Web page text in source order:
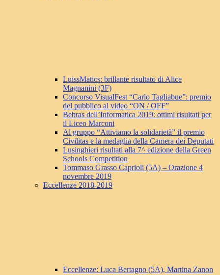
LuissMatics: brillante risultato di Alice
Magnanini (3F)
Concorso VisualFest “Carlo Tagliabue”: premio
del pubblico al video “ON / OFF”
Bebras dell’Informatica 2019: ottimi risultati per
il Liceo Marconi
Al gruppo “Attiviamo la solidarietà” il premio
Civilitas e la medaglia della Camera dei Deputati
Lusinghieri risultati alla 7^ edizione della Green
Schools Competition
Tommaso Grasso Caprioli (5A) – Orazione 4
novembre 2019
Eccellenze 2018-2019
Eccellenze: Luca Bertagno (5A), Martina Zanon